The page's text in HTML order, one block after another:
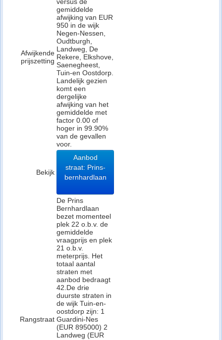
Afwijkende
prijszetting
gemiddelde
afwijking van EUR
950 in de wijk
Negen-Nessen,
Oudtburgh,
Landweg, De
Rekere, Elkshove,
Saenegheest,
Tuin-en Oostdorp.
Landelijk gezien
komt een
dergelijke
afwijking van het
gemiddelde met
factor 0.00 of
hoger in 99.90%
van de gevallen
voor.
Bekijk
Aanbod
straat: Prins-
bernhardlaan
Rangstraat
De Prins
Bernhardlaan
bezet momenteel
plek 22 o.b.v. de
gemiddelde
vraagprijs en plek
21 o.b.v.
meterprijs. Het
totaal aantal
straten met
aanbod bedraagt
42.De drie
duurste straten in
de wijk Tuin-en-
oostdorp zijn: 1
Guardini-Nes
(EUR 895000) 2
Landweg (EUR